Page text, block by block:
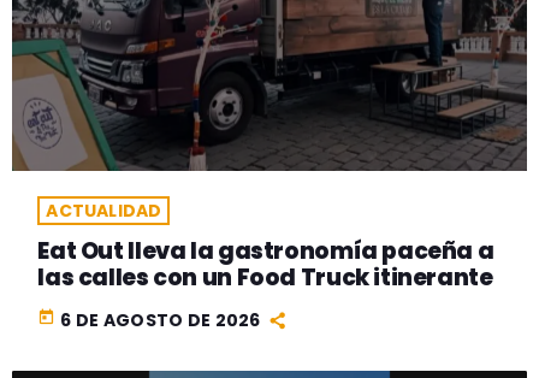
ACTUALIDAD
Eat Out lleva la gastronomía paceña a
las calles con un Food Truck itinerante
today 6 DE AGOSTO DE 2026